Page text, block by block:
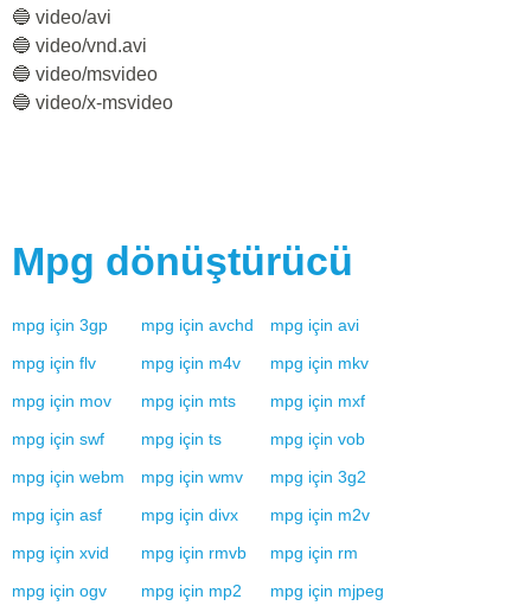
🔵 video/avi
🔵 video/vnd.avi
🔵 video/msvideo
🔵 video/x-msvideo
Mpg dönüştürücü
mpg için 3gp mpg için avchd mpg için avi
mpg için flv mpg için m4v mpg için mkv
mpg için mov mpg için mts mpg için mxf
mpg için swf mpg için ts mpg için vob
mpg için webm mpg için wmv mpg için 3g2
mpg için asf mpg için divx mpg için m2v
mpg için xvid mpg için rmvb mpg için rm
mpg için ogv mpg için mp2 mpg için mjpeg